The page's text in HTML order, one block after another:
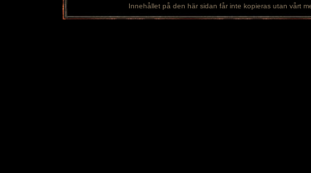
Innehållet på den här sidan får inte kopieras utan vårt